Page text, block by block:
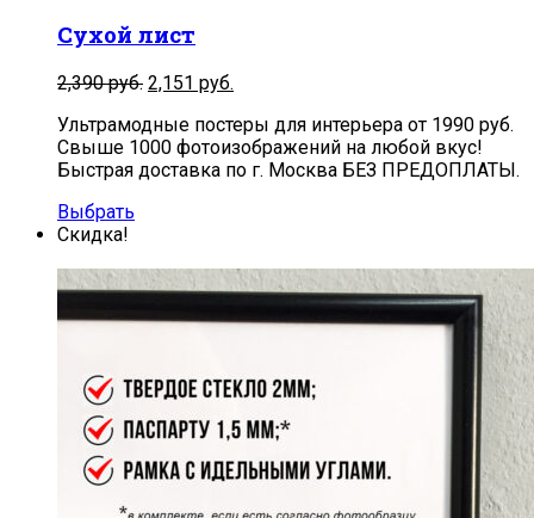
Сухой лист
2,390руб. 2,151 руб.
Ультрамодные постеры для интерьера от 1990 руб.
Свыше 1000 фотоизображений на любой вкус!
Быстрая доставка по г. Москва БЕЗ ПРЕДОПЛАТЫ.
Выбрать
Скидка!